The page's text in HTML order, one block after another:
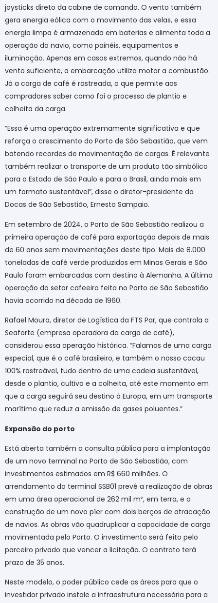
joysticks direto da cabine de comando. O vento também
gera energia eólica com o movimento das velas, e essa
energia limpa é armazenada em baterias e alimenta toda a
operação do navio, como painéis, equipamentos e
iluminação. Apenas em casos extremos, quando não há
vento suficiente, a embarcação utiliza motor a combustão.
Já a carga de café é rastreada, o que permite aos
compradores saber como foi o processo de plantio e
colheita da carga.
“Essa é uma operação extremamente significativa e que
reforça o crescimento do Porto de São Sebastião, que vem
batendo recordes de movimentação de cargas. É relevante
também realizar o transporte de um produto tão simbólico
para o Estado de São Paulo e para o Brasil, ainda mais em
um formato sustentável”, disse o diretor-presidente da
Docas de São Sebastião, Ernesto Sampaio.
Em setembro de 2024, o Porto de São Sebastião realizou a
primeira operação de café para exportação depois de mais
de 60 anos sem movimentações deste tipo. Mais de 8.000
toneladas de café verde produzidos em Minas Gerais e São
Paulo foram embarcadas com destino à Alemanha. A última
operação do setor cafeeiro feita no Porto de São Sebastião
havia ocorrido na década de 1960.
Rafael Moura, diretor de Logística da FTS Par, que controla a
Seaforte (empresa operadora da carga de café),
considerou essa operação histórica. “Falamos de uma carga
especial, que é o café brasileiro, e também o nosso cacau
100% rastreável, tudo dentro de uma cadeia sustentável,
desde o plantio, cultivo e a colheita, até este momento em
que a carga seguirá seu destino à Europa, em um transporte
marítimo que reduz a emissão de gases poluentes.”
Expansão do porto
Está aberta também a consulta pública para a implantação
de um novo terminal no Porto de São Sebastião, com
investimentos estimados em R$ 660 milhões. O
arrendamento do terminal SSB01 prevê a realização de obras
em uma área operacional de 262 mil m², em terra, e a
construção de um novo píer com dois berços de atracação
de navios. As obras vão quadruplicar a capacidade de carga
movimentada pelo Porto. O investimento será feito pelo
parceiro privado que vencer a licitação. O contrato terá
prazo de 35 anos.
Neste modelo, o poder público cede as áreas para que o
investidor privado instale a infraestrutura necessária para a